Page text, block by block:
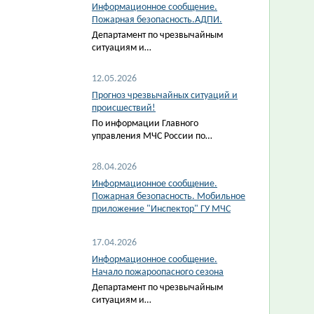
Информационное сообщение.
Пожарная безопасность.АДПИ.
Департамент по чрезвычайным
ситуациям и…
12.05.2026
Прогноз чрезвычайных ситуаций и
происшествий!
По информации Главного
управления МЧС России по…
28.04.2026
Информационное сообщение.
Пожарная безопасность. Мобильное
приложение "Инспектор" ГУ МЧС
17.04.2026
Информационное сообщение.
Начало пожароопасного сезона
Департамент по чрезвычайным
ситуациям и…